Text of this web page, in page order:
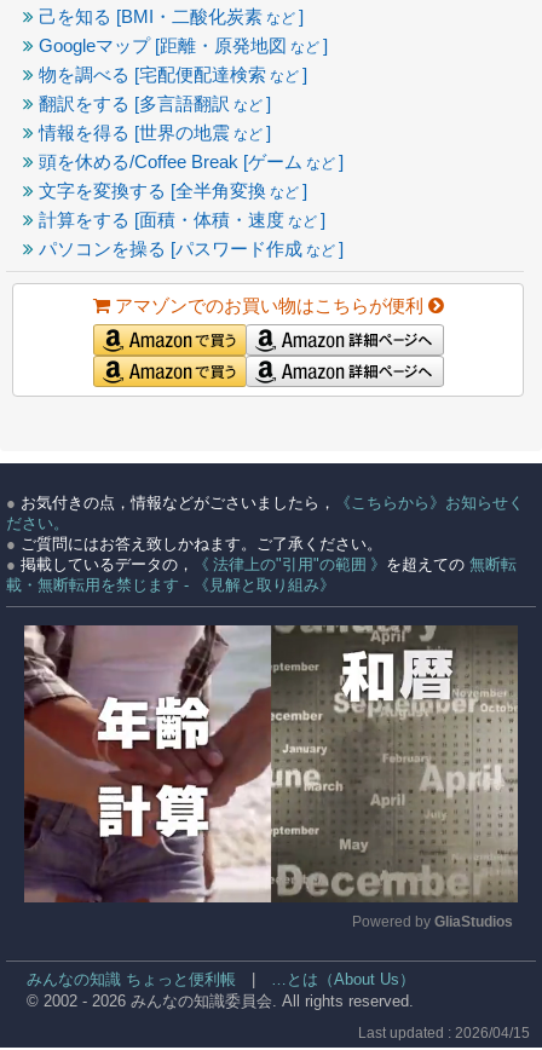
己を知る [BMI・二酸化炭素 など ]
Googleマップ [距離・原発地図 など ]
物を調べる [宅配便配達検索 など ]
翻訳をする [多言語翻訳 など ]
情報を得る [世界の地震 など ]
頭を休める/Coffee Break [ゲーム など ]
文字を変換する [全半角変換 など ]
計算をする [面積・体積・速度 など ]
パソコンを操る [パスワード作成 など ]
アマゾンでのお買い物はこちらが便利
● お気付きの点，情報などがごさいましたら，
《こちらから》お知らせく
ださい。
● ご質問にはお答え致しかねます。ご了承ください。
● 掲載しているデータの， 《 法律上の"引用"の範囲 》 を超えての 無断転
載・無断転用を禁じます - 《見解と取り組み》
Powered by GliaStudios
みんなの知識 ちょっと便利帳
…とは（About Us）
© 2002 - 2026 みんなの知識委員会. All rights reserved.
Last updated : 2026/04/15